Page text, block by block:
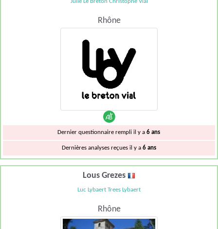
Rhône
Dernier questionnaire rempli il y a6 ans
Dernières analyses reçues il y a 6 ans
Lous Grezes
Luc Lybaert Trees Lybaert
Rhône